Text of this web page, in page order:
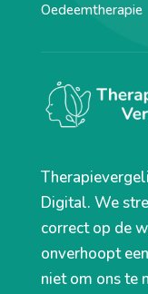
Oedeemtherapie
Digital. We
correct op de
onverhoopt
niet om ons te